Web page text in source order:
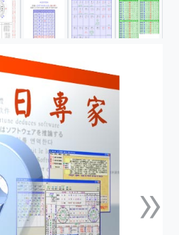
»下一